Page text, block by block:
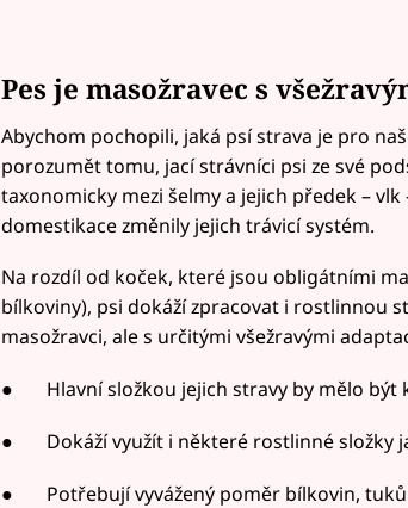
Pes je masožravec s
Abychom pochopili, jaká psí strava je pro
porozumět tomu, jací strávníci psi ze své
taxonomicky mezi šelmy a jejich předek –
domestikace změnily jejich trávicí systém.
Na rozdíl od koček, které jsou obligátními
bílkoviny), psi dokáží zpracovat i rostlinnou
masožravci, ale s určitými všežravými
● Hlavní složkou jejich stravy by mělo být
● Dokáží využít i některé rostlinné složky
● Potřebují vyvážený poměr bílkovin, tuků